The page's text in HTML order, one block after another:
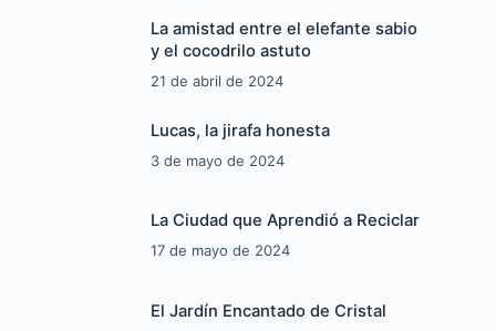
La amistad entre el elefante sabio
y el cocodrilo astuto
21 de abril de 2024
Lucas, la jirafa honesta
3 de mayo de 2024
La Ciudad que Aprendió a Reciclar
17 de mayo de 2024
El Jardín Encantado de Cristal